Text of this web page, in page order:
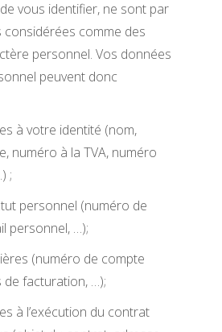
vous identifier, ne sont par
comme des
personnel. Vos données
peuvent donc
à votre identité (nom,
numéro à la TVA, numéro
;
personnel (numéro de
personnel, …);
(numéro de compte
de facturation, …);
à l’exécution du contrat